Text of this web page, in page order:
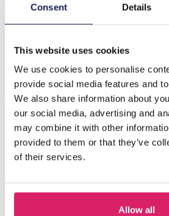
Consent Details
This website uses cookies
We use cookies to personalise
provide social media features and
We also share information about
our social media, advertising and
may combine it with other
provided to them or that they’ve
of their services.
Allow all
Beschrijving
R-L6.1 BAG1116-001-3 Make-up
Anderen kochten ook